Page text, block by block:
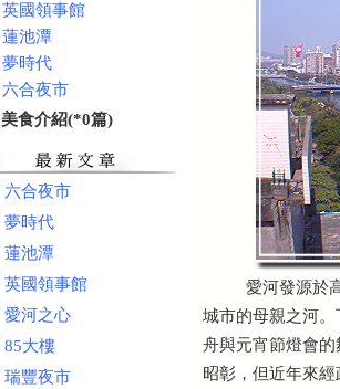
英國領事館
蓮池潭
夢時代
六合夜市
美食介紹(*0篇)
六合夜市
夢時代
蓮池潭
英國領事館
愛河之心
85大樓
瑞豐夜市
愛河發源於高
城市的母親之河
舟與元宵節燈會
昭彰，但近年來